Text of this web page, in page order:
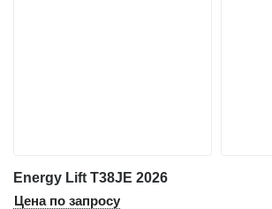
Energy Lift T38JE 2026
Цена по запросу